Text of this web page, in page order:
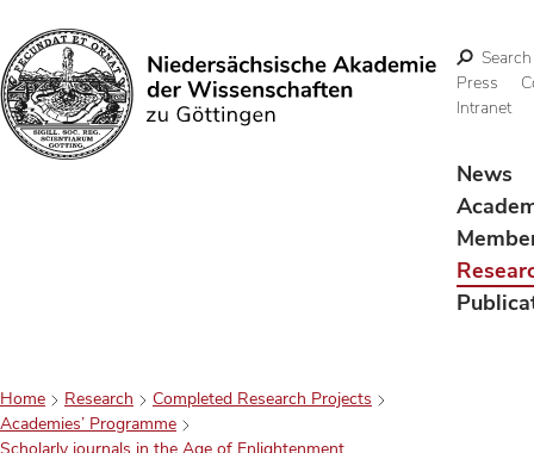
Search
Search
Press
Intranet
News
Home Research
Completed Research Projects
Academies’ Programme